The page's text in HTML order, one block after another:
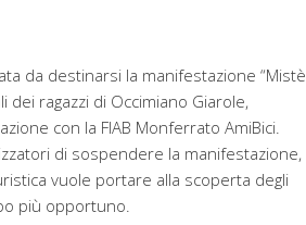
da destinarsi la manifestazione “Mistè
dei ragazzi di Occimiano Giarole,
con la FIAB Monferrato AmiBici.
di sospendere la manifestazione,
vuole portare alla scoperta degli
più opportuno.